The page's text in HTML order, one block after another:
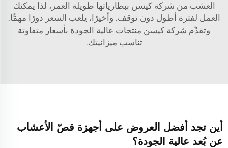
العشب من شركة كيسن ببطارياتها طويلة العمر، لذا يمكنك
العمل لفترة أطول دون توقف. وأخيرًا، يلعب السعر دورًا مهمًّا.
وتقدِّم شركة كيسن منتجات عالية الجودة بأسعار متفاوتة
تناسب ميزانيتك.
أين تجد أفضل العروض على أجهزة قصّ الأعشاب
عن بُعد عالية الجودة؟